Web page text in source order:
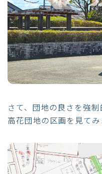
さて、団地の良さを強
高花団地の区画を見てみ